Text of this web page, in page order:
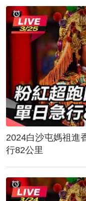
2024白沙屯媽祖進香
行82公里